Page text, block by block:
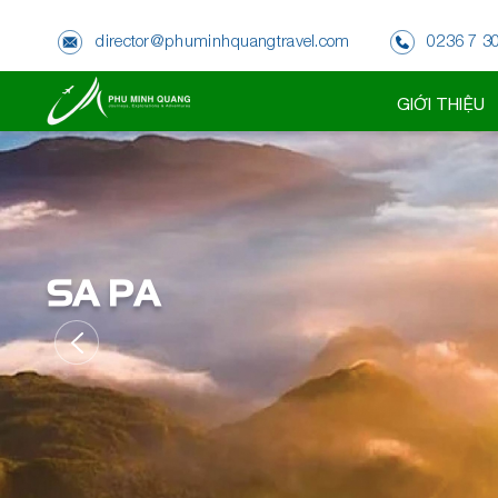
director@phuminhquangtravel.com 0236 7
GIỚI THIỆU